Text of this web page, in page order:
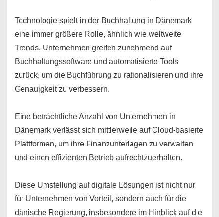
Technologie spielt in der Buchhaltung in Dänemark
eine immer größere Rolle, ähnlich wie weltweite
Trends. Unternehmen greifen zunehmend auf
Buchhaltungssoftware und automatisierte Tools
zurück, um die Buchführung zu rationalisieren und ihre
Genauigkeit zu verbessern.
Eine beträchtliche Anzahl von Unternehmen in
Dänemark verlässt sich mittlerweile auf Cloud-basierte
Plattformen, um ihre Finanzunterlagen zu verwalten
und einen effizienten Betrieb aufrechtzuerhalten.
Diese Umstellung auf digitale Lösungen ist nicht nur
für Unternehmen von Vorteil, sondern auch für die
dänische Regierung, insbesondere im Hinblick auf die